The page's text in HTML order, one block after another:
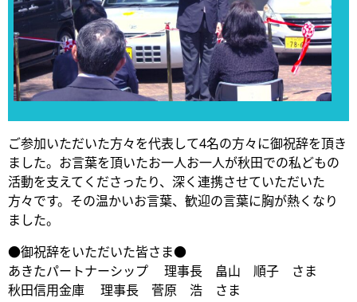
ご参加いただいた方々を代表して4名の方々に御祝辞を頂き
ました。お言葉を頂いたお一人お一人が秋田での私どもの
活動を支えてくださったり、深く連携させていただいた
方々です。その温かいお言葉、歓迎の言葉に胸が熱くなり
ました。
●御祝辞をいただいた皆さま●
あきたパートナーシップ 理事長 畠山 順子 さま
秋田信用金庫 理事長 菅原 浩 さま